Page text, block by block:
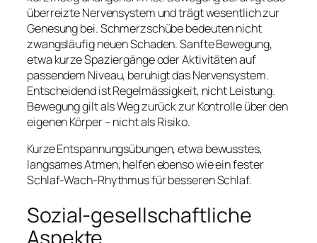
überreizte Nervensystem und trägt wesentlich zur
Genesung bei. Schmerzschübe bedeuten nicht
zwangsläufig neuen Schaden. Sanfte Bewegung,
etwa kurze Spaziergänge oder Aktivitäten auf
passendem Niveau, beruhigt das Nervensystem.
Entscheidend ist Regelmässigkeit, nicht Leistung.
Bewegung gilt als Weg zurück zur Kontrolle über den
eigenen Körper – nicht als Risiko.
Kurze Entspannungsübungen, etwa bewusstes,
langsames Atmen, helfen ebenso wie ein fester
Schlaf-Wach-Rhythmus für besseren Schlaf.
Sozial-gesellschaftliche